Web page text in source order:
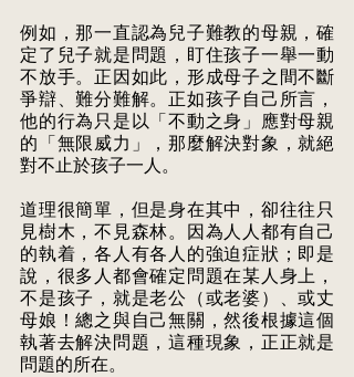
例如，那一直認為兒子難教的母親，確
定了兒子就是問題，盯住孩子一舉一動
不放手。正因如此，形成母子之間不斷
爭辯、難分難解。正如孩子自己所言，
他的行為只是以「不動之身」應對母親
的「無限威力」，那麼解決對象，就絕
對不止於孩子一人。
道理很簡單，但是身在其中，卻往往只
見樹木，不見森林。因為人人都有自己
的執着，各人有各人的強迫症狀；即是
說，很多人都會確定問題在某人身上，
不是孩子，就是老公（或老婆）、或丈
母娘！總之與自己無關，然後根據這個
執著去解決問題，這種現象，正正就是
問題的所在。